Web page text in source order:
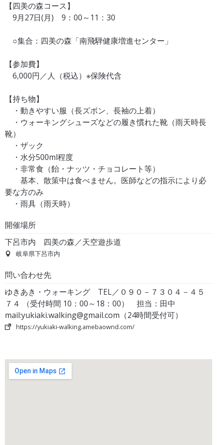
【四美の森コース】
9月27日(月) 9：00～11：30
○集合：四美の森「南飛騨健康増進センター」
【参加費】
6,000円／人（税込）※保険代含
【持ち物】
・動きやすい服（長ズボン、長袖の上着）
・ウォーキングシューズなどの履き慣れた靴（雨天時長
靴）
・ザック
・水分500ml程度
・非常食（飴・ナッツ・チョコレート等）
基本、散策中は食べません。医師などの指示により必
要な方のみ
・雨具（雨天時）
開催場所
下呂市内 四美の森／天空遊歩道
岐阜県下呂市内
問い合わせ先
ゆきあき・ウォーキング TEL／０９０－７３０４－４５
７４ （受付時間 10：00～18：00） 担当：田中
mail:yukiaki.walking@gmail.com（24時間受付可）
https://yukiaki-walking.amebaownd.com/